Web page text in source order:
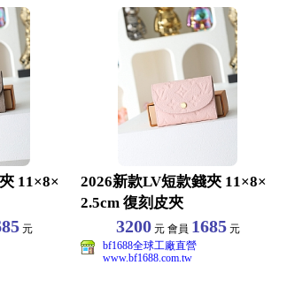
11×8×
元
2026新款LV短款錢夾 11×8×
2.5cm 復刻皮夾
3200元 會員 1685元
bf1688全球工廠直營
www.bf1688.com.tw